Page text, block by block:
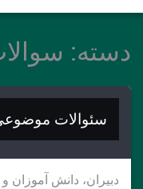
دسته:
سئوالات موضوعی
دبیران، دانش آموزان